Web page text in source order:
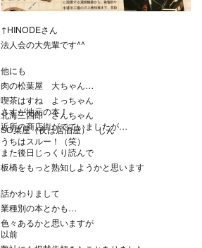
↑HINODEさん
法人会の大先輩です^^
他にも
肉の松葉屋 大ちゃん
喫茶はすね よっちゃん
北海三四郎 さんちゃん
SO菜屋（夜は居酒屋） じん
さすが地元の本！
近所の商店街がでていましたが
うちはスルー！（笑）
また後日じっくり読んで
板橋をもっと熟知しようかと思います
話かわりまして
業種別の本とかも
色々あるかと思いますが
以前